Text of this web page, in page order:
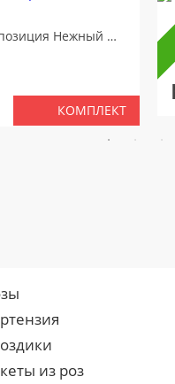
Цветочная композиция Нежный мотив
КОМПЛЕКТ
из роз